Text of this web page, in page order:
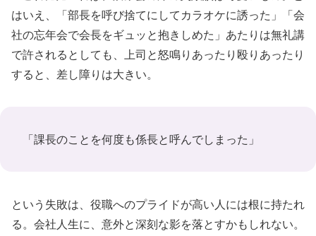
はいえ、「部長を呼び捨てにしてカラオケに誘った」「会
社の忘年会で会長をギュッと抱きしめた」あたりは無礼講
で許されるとしても、上司と怒鳴りあったり殴りあったり
すると、差し障りは大きい。
「課長のことを何度も係長と呼んでしまった」
という失敗は、役職へのプライドが高い人には根に持たれ
る。会社人生に、意外と深刻な影を落とすかもしれない。